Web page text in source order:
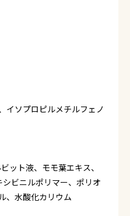
イソプロピルメチルフェノ
ット液、モモ葉エキス、
ビニルポリマー、ポリオ
、水酸化カリウム